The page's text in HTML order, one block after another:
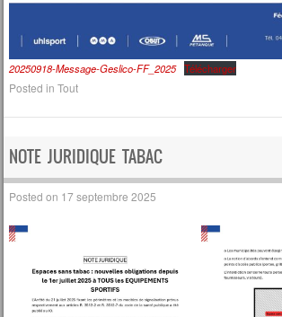
20250918-Message-Geslico-FF_2025 Télécharger
Posted inTout
NOTE JURIDIQUE TABAC
Posted on 17 septembre 2025